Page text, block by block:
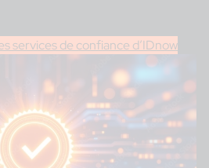
services de confiance d’IDnow